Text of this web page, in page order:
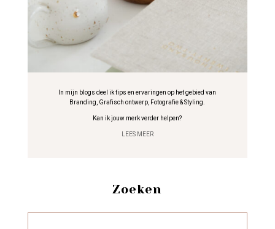
In mijn blogs deel ik tips en ervaringen op het gebied van
Branding, Grafisch ontwerp, Fotografie & Styling.
Kan ik jouw merk verder helpen?
LEES MEER
Zoeken